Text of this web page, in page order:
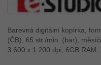
Barevná digitální kopírka,
(ČB), 65 str./min. (bar),
3.600 x 1.200 dpi, 6GB RAM,